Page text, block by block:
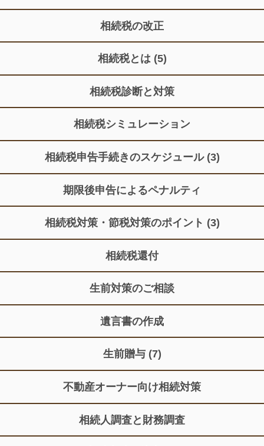
相続税の改正
相続税とは (5)
相続税診断と対策
相続税シミュレーション
相続税申告手続きのスケジュール (3)
期限後申告によるペナルティ
相続税対策・節税対策のポイント (3)
相続税還付
生前対策のご相談
遺言書の作成
生前贈与 (7)
不動産オーナー向け相続対策
相続人調査と財務調査